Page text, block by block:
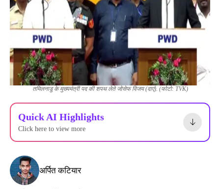
तमिलनाडु के मुख्यमंत्री पद की शपथ लेते जोसेफ विजय (दाएं). (फोटो: TVK)
Quick AI Highlights
Click here to view more
अर्पित कटियार